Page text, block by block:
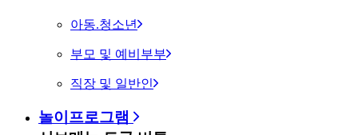
아동.청소년
부모 및 예비부부
직장 및 일반인
놀이프로그램